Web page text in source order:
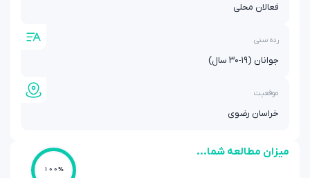
فعالان محلی
رده سنی
جوانان (۱۹-۳۰ سال)
موقعیت
خراسان رضوی
میزان مطالعه شما...
100%